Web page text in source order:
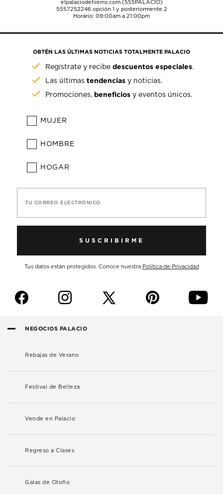
elpalaciodehierro.com (555PALACIO)
5557252246opción 1 y posteriormente 2
Horario: 09:00am a 21:00pm
OBTÉN LAS ÚLTIMAS NOTICIAS TOTALMENTE PALACIO
Regístrate y recibedescuentos especiales.
Las últimastendencias y noticias.
Promociones, beneficios y eventos únicos.
MUJER
HOMBRE
HOGAR
TU CORREO ELECTRÓNICO
SUSCRIBIRME
Tus datos están protegidos. Conoce nuestra Política de Privacidad
f i p y
NEGOCIOS PALACIO
Rebajas de Verano
Festival de Belleza
Vende en Palacio
Regreso a Clases
Galas de Otoño